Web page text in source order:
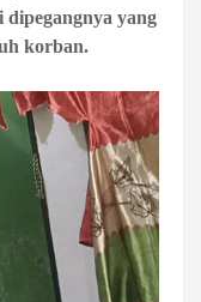
yang
korban.